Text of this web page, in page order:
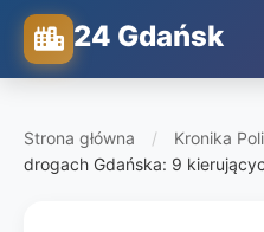
24 Gdańsk
Strona główna / Kronika
drogach Gdańska: 9